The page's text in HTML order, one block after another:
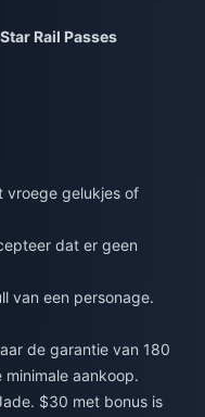
Rail Passes
vroege gelukjes of
dat er geen
van een personage.
de garantie van 180
aankoop.
$30 met bonus is